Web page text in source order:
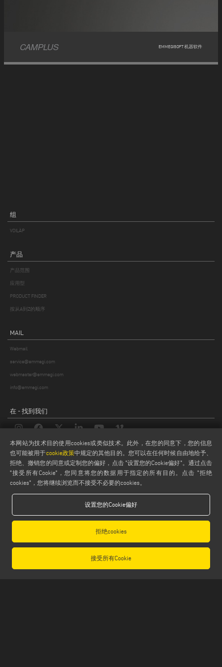
CAMPLUS EMMEGISOFT 机器软件
组
VOILÀP
产品
产品范围
应用型
PRODUCT FINDER
按从A到Z的顺序
MAIL
Webmail
service@emmegi.com
webmaster@emmegi.com
info@emmegi.com
在 - 找到我们
法律事项
隐私政策
法律说明
饼干政策
分销通用条款与条件
本网站为技术目的使用cookies或类似技术。此外，在您的同意下，您的信息
也可能被用于cookie政策中规定的其他目的。您可以在任何时候自由地给予、
拒绝、撤销您的同意或定制您的偏好，点击 "设置您的Cookie偏好"。通过点击
"接受所有Cookie"，您同意将您的数据用于指定的所有目的。点击 "拒绝
cookies"，您将继续浏览而不接受不必要的cookies。
设置您的Cookie偏好
拒绝cookies
接受所有Cookie